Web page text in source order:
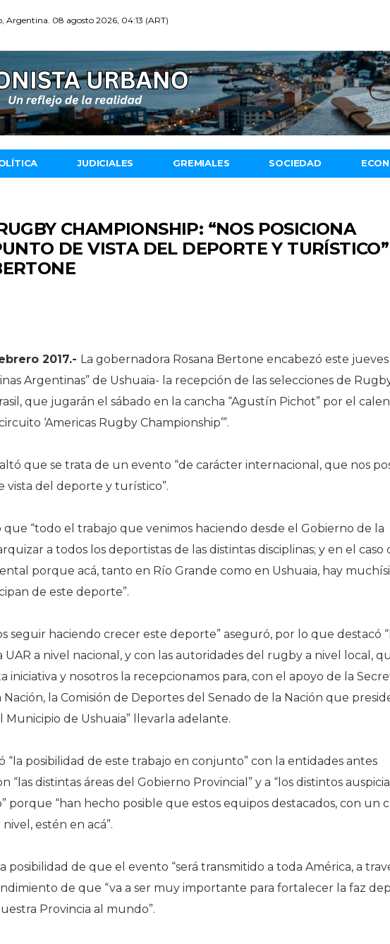
Argentina. 08 agosto 2026, 04:13 (ART)
JUDICIALES GREMIALES SOCIEDAD
CHAMPIONSHIP: “NOS POSICIONA
DE VISTA DEL DEPORTE Y TURÍSTICO”
2017.- La gobernadora Rosana Bertone encabezó este jueves
Argentinas” de Ushuaia- la recepción de las selecciones de
que jugarán el sábado en la cancha “Agustín Pichot” por el
‘Americas Rugby Championship’”.
que se trata de un evento “de carácter internacional, que nos
vista del deporte y turístico”.
que “todo el trabajo que venimos haciendo desde el Gobierno de la
a todos los deportistas de las distintas disciplinas; y en el caso
porque acá, tanto en Río Grande como en Ushuaia, hay
de este deporte”.
seguir haciendo crecer este deporte” aseguró, por lo que destacó
UAR a nivel nacional, y con las autoridades del rugby a nivel local,
iniciativa y nosotros la recepcionamos para, con el apoyo de la
la Comisión de Deportes del Senado de la Nación que
Municipio de Ushuaia” llevarla adelante.
“la posibilidad de este trabajo en conjunto” con la entidades antes
“las distintas áreas del Gobierno Provincial” y a “los distintos
porque “han hecho posible que estos equipos destacados, con un
estén en acá”.
posibilidad de que el evento “será transmitido a toda América, a
de que “va a ser muy importante para fortalecer la faz
Provincia al mundo”.